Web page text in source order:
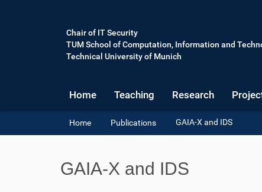
Chair of IT Security
TUM School of Computation, Information and
Technical University of Munich
Home Teaching Research
Y
o
r
Home Publications GAIA-X and IDS
GAIA-X and IDS